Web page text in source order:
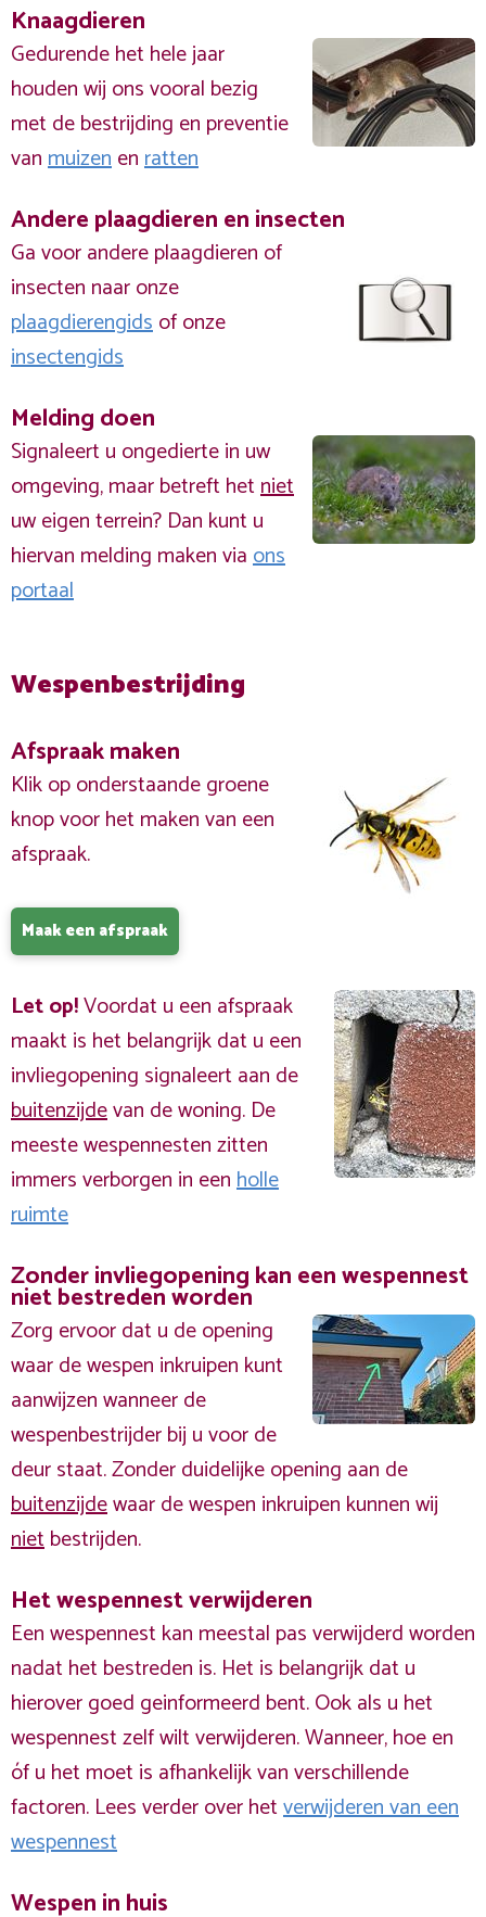
Knaagdieren
Gedurende het hele jaar
houden wij ons vooral bezig
met de bestrijding en preventie
vanmuizenenratten
Andere plaagdieren en insecten
Ga voor andere plaagdieren of
insecten naar onze
plaagdierengidsof onze
insectengids
Melding doen
Signaleert u ongedierte in uw
omgeving, maar betreft hetniet
uw eigen terrein? Dan kunt u
hiervan melding maken viaons
portaal
Wespenbestrijding
Afspraak maken
Klik op onderstaande groene
knop voor het maken van een
afspraak.
Maak een afspraak
Let op!Voordat u een afspraak
maakt is het belangrijk dat u een
invliegopening signaleert aan de
buitenzijdevan de woning. De
meeste wespennesten zitten
immers verborgen in eenholle
ruimte
Zonder invliegopening kan een wespennest
niet bestreden worden
Zorg ervoor dat u de opening
waar de wespen inkruipen kunt
aanwijzen wanneer de
wespenbestrijder bij u voor de
deur staat. Zonder duidelijke opening aan de
buitenzijdewaar de wespen inkruipen kunnen wij
nietbestrijden.
Het wespennest verwijderen
Een wespennest kan meestal pas verwijderd worden
nadat het bestreden is. Het is belangrijk dat u
hierover goed geinformeerd bent. Ook als u het
wespennest zelf wilt verwijderen. Wanneer, hoe en
óf u het moet is afhankelijk van verschillende
factoren. Lees verder over hetverwijderen van een
wespennest
Wespen in huis